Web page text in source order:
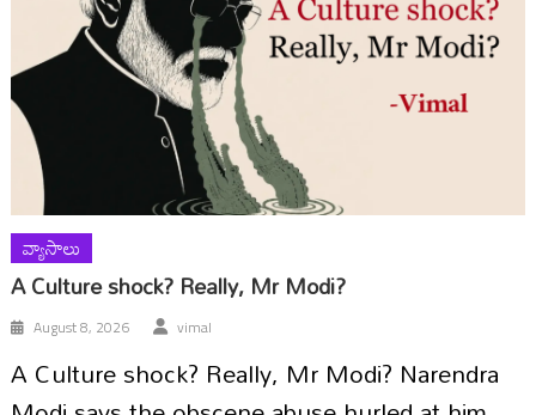
వ్యాసాలు
A Culture shock? Really, Mr Modi?
August 8, 2026 vimal
A Culture shock? Really, Mr Modi? Narendra